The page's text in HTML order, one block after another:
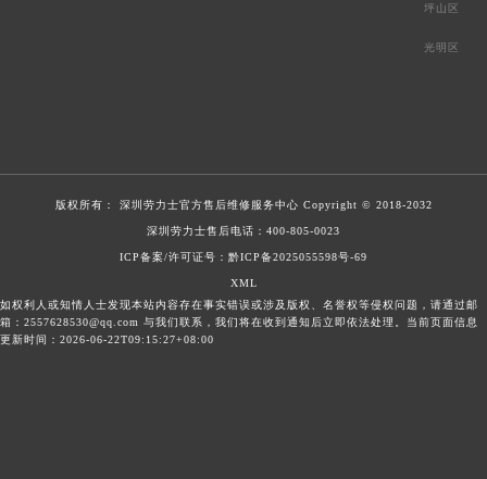
坪山区
光明区
版权所有： 深圳劳力士官方售后维修服务中心 Copyright © 2018-2032
深圳劳力士售后电话： 400-805-0023
ICP备案/许可证号：黔ICP备2025055598号-69
XML
如权利人或知情人士发现本站内容存在事实错误或涉及版权、名誉权等侵权问题，请通过邮
箱：2557628530@qq.com 与我们联系，我们将在收到通知后立即依法处理。当前页面信息
更新时间：2026-06-22T09:15:27+08:00